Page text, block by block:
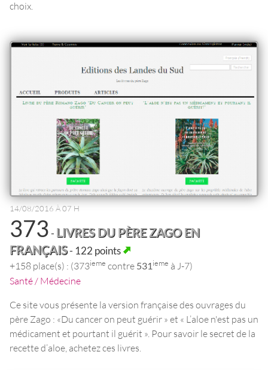
choix.
14/08/2016 À 07 H
373- LIVRES DU PÈRE ZAGO EN
FRANÇAIS- 122 points
+158 place(s) : (373ieme contre 531ieme à J-7)
Santé / Médecine
Ce site vous présente la version française des ouvrages du
père Zago : «Du cancer on peut guérir » et « L’aloe n'est pas un
médicament et pourtant il guérit ». Pour savoir le secret de la
recette d’aloe, achetez ces livres.